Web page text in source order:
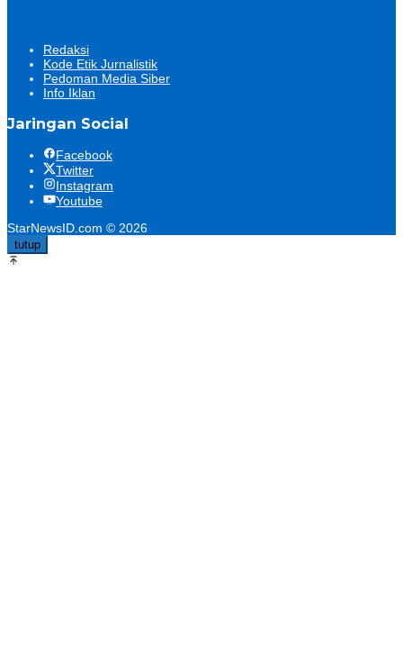
Redaksi
Kode Etik Jurnalistik
Pedoman Media Siber
Info Iklan
Jaringan Social
Facebook
Twitter
Instagram
Youtube
StarNewsID.com © 2026
tutup